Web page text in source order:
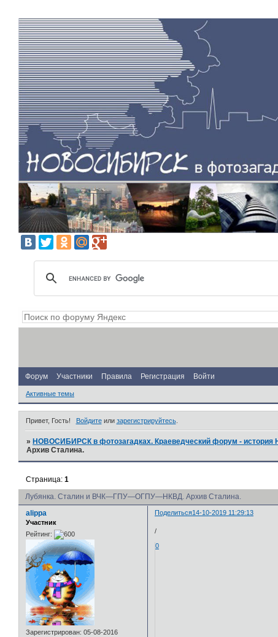
Форум Участники Правила Регистрация Войти
Активные темы
Привет, Гость! Войдитеили зарегистрируйтесь.
»НОВОСИБИРСК в фотозагадках. Краеведческий форум - история
Архив Сталина.
Лубянка. Сталин и ВЧК—ГПУ—ОГПУ—НКВД. Архив Сталина.
Страница:1
Поделиться14-10-2019 11:29:13
alippa
Участник
Рейтинг:
Зарегистрирован: 05-08-2016
/
0